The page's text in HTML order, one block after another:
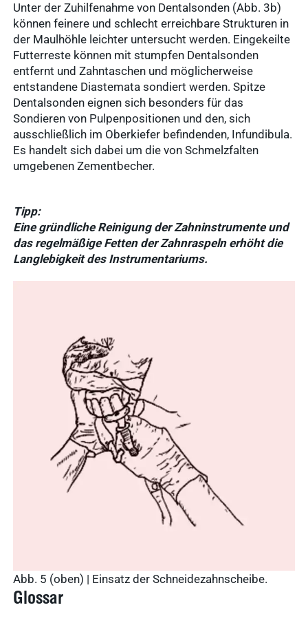
Unter der Zuhilfenahme von Dentalsonden (Abb. 3b)
können feinere und schlecht erreichbare Strukturen in
der Maulhöhle leichter untersucht werden. Eingekeilte
Futterreste können mit stumpfen Dentalsonden
entfernt und Zahntaschen und möglicherweise
entstandene Diastemata sondiert werden. Spitze
Dentalsonden eignen sich besonders für das
Sondieren von Pulpenpositionen und den, sich
ausschließlich im Oberkiefer befindenden, Infundibula.
Es handelt sich dabei um die von Schmelzfalten
umgebenen Zementbecher.
Tipp:
Eine gründliche Reinigung der Zahninstrumente und
das regelmäßige Fetten der Zahnraspeln erhöht die
Langlebigkeit des Instrumentariums.
Abb. 5 (oben) | Einsatz der Schneidezahnscheibe.
Glossar